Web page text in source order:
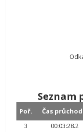
Seznam
Poř. Čas
3
00:03:28.2